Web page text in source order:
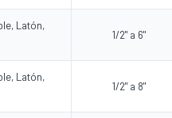
Latón,
1/2" a 6"
Latón,
1/2" a 8"